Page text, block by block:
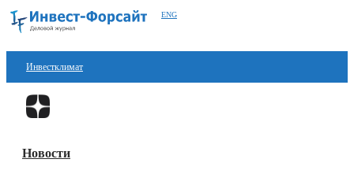
ENG
Инвестклимат
Финансы
Блокчейн
Новости